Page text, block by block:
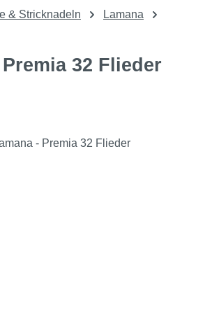
& Stricknadeln
Lamana
32 Flieder